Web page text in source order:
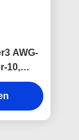
AWG-
10,
500 Ft